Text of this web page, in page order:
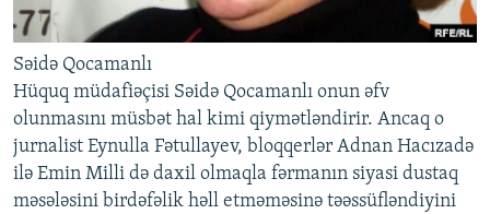
Səidə Qocamanlı
Hüquq müdafiəçisi Səidə Qocamanlı onun əfv
olunmasını müsbət hal kimi qiymətləndirir. Ancaq o
jurnalist Eynulla Fətullayev, bloqqerlər Adnan Hacızadə
ilə Emin Milli də daxil olmaqla fərmanın siyasi dustaq
məsələsini birdəfəlik həll etməməsinə təəssüfləndiyini